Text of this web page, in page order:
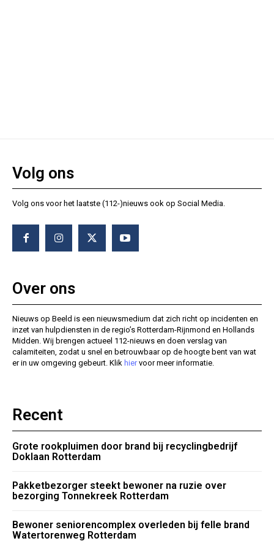
Volg ons
Volg ons voor het laatste (112-)nieuws ook op Social Media.
Over ons
Nieuws op Beeld is een nieuwsmedium dat zich richt op incidenten en
inzet van hulpdiensten in de regio’s Rotterdam-Rijnmond en Hollands
Midden. Wij brengen actueel 112-nieuws en doen verslag van
calamiteiten, zodat u snel en betrouwbaar op de hoogte bent van wat
er in uw omgeving gebeurt. Klik hiervoor meer informatie.
Recent
Grote rookpluimen door brand bij recyclingbedrijf
Doklaan Rotterdam
Pakketbezorger steekt bewoner na ruzie over
bezorging Tonnekreek Rotterdam
Bewoner seniorencomplex overleden bij felle brand
Watertorenweg Rotterdam